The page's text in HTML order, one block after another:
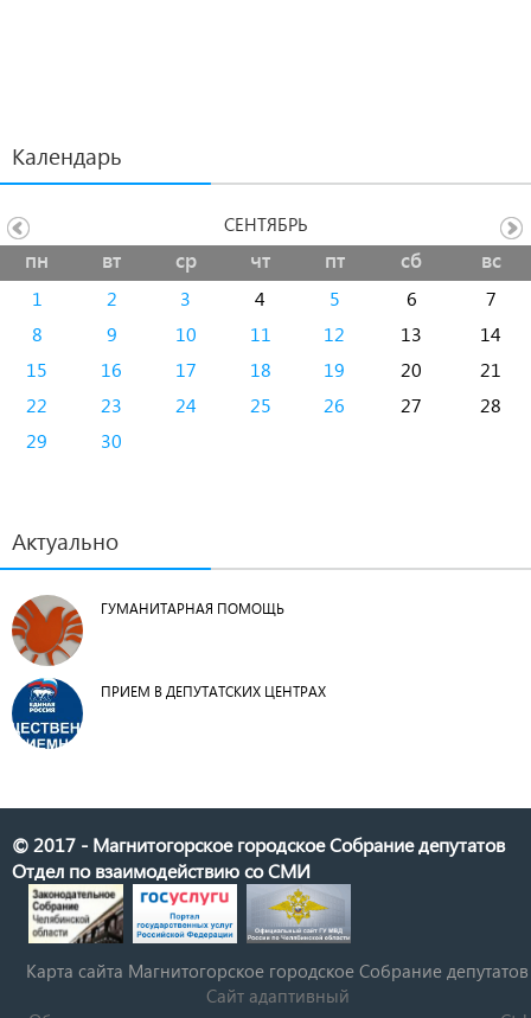
Календарь
пн вт ср чт пт сб вс
1 2 3 4 5 6
7
8
9 10 11 12 13
14
15
16 17 18 19 20
21
22
23 24 25 26 27
28
29
30
СЕНТЯБРЬ
Актуально
ГУМАНИТАРНАЯ ПОМОЩЬ
ПРИЕМ В ДЕПУТАТСКИХ ЦЕНТРАХ
© 2017 - Магнитогорское городское Собрание депутатов
Отдел по взаимодействию со СМИ
Карта сайта Магнитогорское городское Cобрание депутатов
Сайт адаптивный